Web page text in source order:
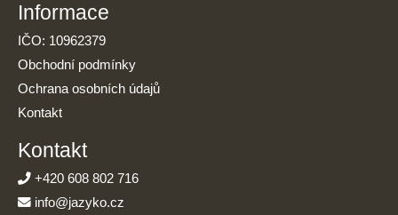
Informace
IČO: 10962379
Obchodní podmínky
Ochrana osobních údajů
Kontakt
Kontakt
+420 608 802 716
info@jazyko.cz